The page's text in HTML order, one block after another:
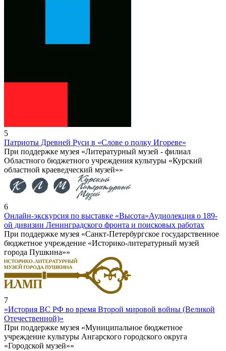
5
Патриоты Древней Руси в «Слове о полку Игореве»
При поддержке музея «Литературный музей - филиал
Областного бюджетного учреждения культуры «Курский
областной краеведческий музей»»
6
Онлайн-экскурсия по выставке «Высота»Аудиолекция о 189-
ой дивизии Ленинградского фронта и поисковых работах
При поддержке музея «Санкт-Петербургское государственное
бюджетное учреждение «Историко-литературный музей
города Пушкина»»
7
«История ВС РФ во время Второй мировой войны (Великой
Отечественной)»
При поддержке музея «Муниципальное бюджетное
учреждение культуры Ангарского городского округа
«Городской музей»»